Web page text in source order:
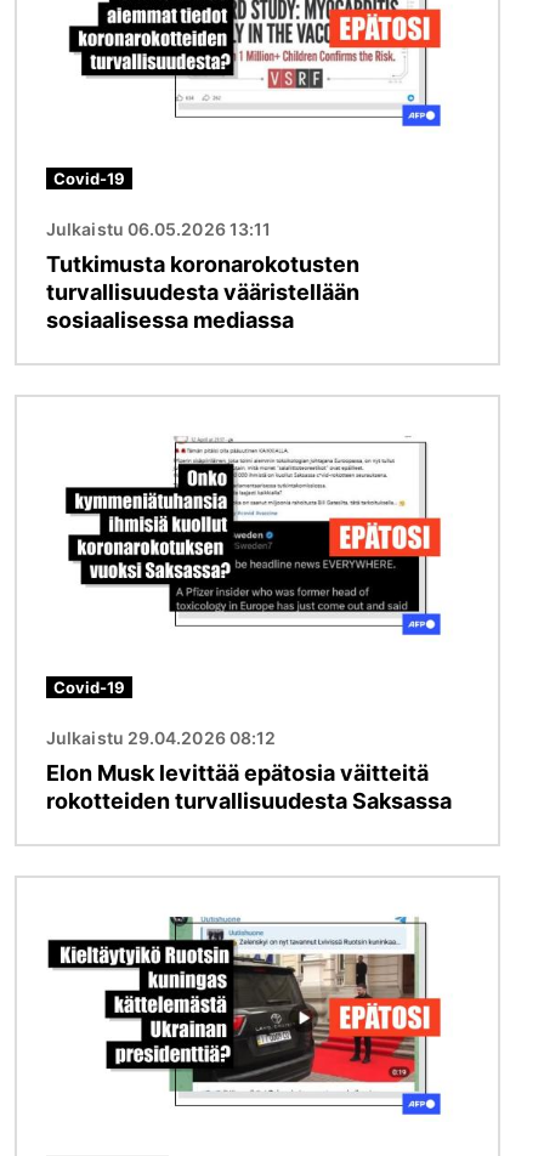
Covid-19
Julkaistu 06.05.2026 13:11
Tutkimusta koronarokotusten
turvallisuudesta vääristellään
sosiaalisessa mediassa
Covid-19
Julkaistu 29.04.2026 08:12
Elon Musk levittää epätosia väitteitä
rokotteiden turvallisuudesta Saksassa